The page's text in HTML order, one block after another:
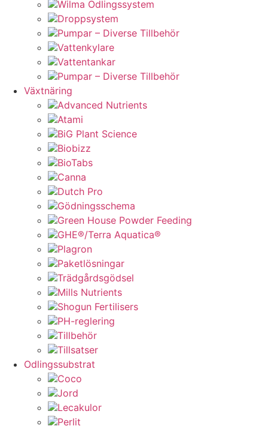
Wilma Odlingssystem
Droppsystem
Pumpar – Diverse Tillbehör
Vattenkylare
Vattentankar
Pumpar – Diverse Tillbehör
Växtnäring
Advanced Nutrients
Atami
BiG Plant Science
Biobizz
BioTabs
Canna
Dutch Pro
Gödningsschema
Green House Powder Feeding
GHE®/Terra Aquatica®
Plagron
Paketlösningar
Trädgårdsgödsel
Mills Nutrients
Shogun Fertilisers
PH-reglering
Tillbehör
Tillsatser
Odlingssubstrat
Coco
Jord
Lecakulor
Perlit